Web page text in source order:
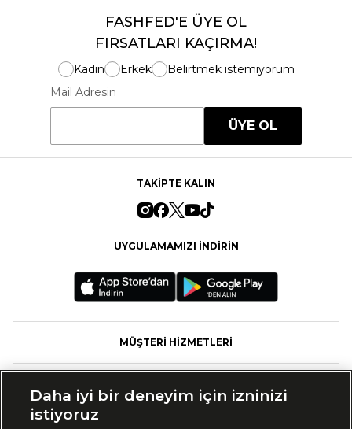
FASHFED'E ÜYE OL
FIRSATLARI KAÇIRMA!
Kadın Erkek
Belirtmek istemiyorum
Mail Adresin
ÜYE OL
TAKİPTE KALIN
UYGULAMAMIZI İNDİRİN
MÜŞTERİ HİZMETLERİ
Daha iyi bir deneyim için izninizi
istiyoruz